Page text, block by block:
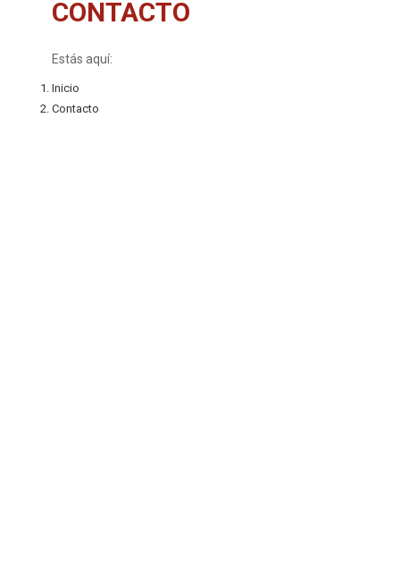
CONTACTO
Estás aquí:
Inicio
Contacto